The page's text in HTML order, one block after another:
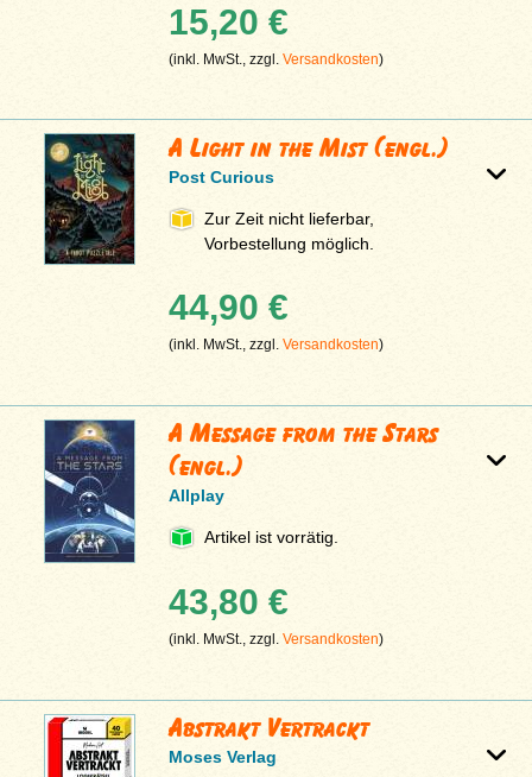
15,20 €
(inkl. MwSt., zzgl.Versandkosten)
A Light in the Mist (engl.)
Post Curious
Zur Zeit nicht lieferbar,
Vorbestellung möglich.
44,90 €
(inkl. MwSt., zzgl.Versandkosten)
A Message from the Stars
(engl.)
Allplay
Artikel ist vorrätig.
43,80 €
(inkl. MwSt., zzgl.Versandkosten)
Abstrakt Vertrackt
Moses Verlag